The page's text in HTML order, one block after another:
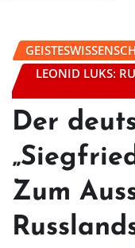
LEONID LUKS:
Der
Zum